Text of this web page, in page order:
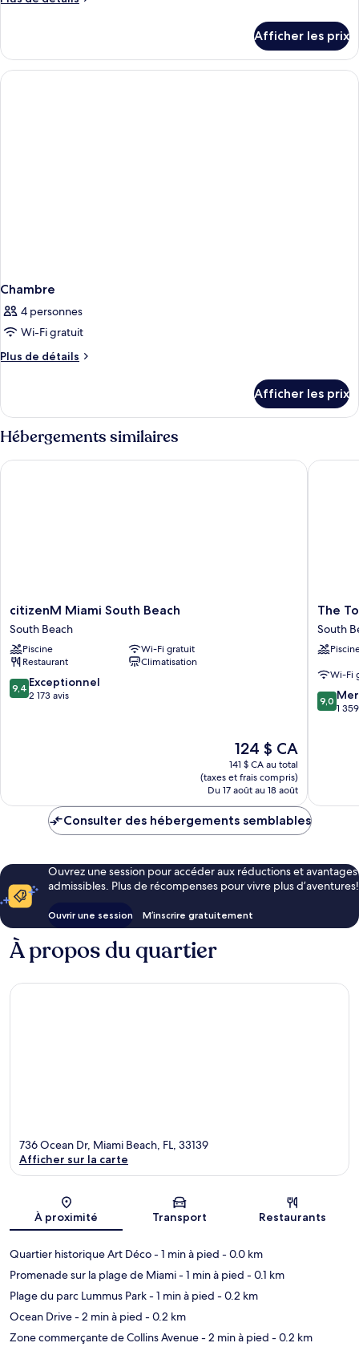
de
Deluxe
King
room
Deluxe
King
room
Afficher les prix
Chambre
4 personnes
Wi-Fi gratuit
Plus de détails
Plus
Chambre
Afficher les prix
Hébergements similaires
citizenM
Miami
South
Beach
South
Beach
citizenM Miami South Beach
South Beach
Piscine
Wi-Fi gratuit
Restaurant
Climatisation
9.4
sur
9,4 Exceptionnel
2 173 avis
Le
prix
est
de
124 $ CA
124 $ CA
141 $ CA au total
(taxes et frais compris)
Du 17 août au 18 août
citizenM Miami South Beach
The
Tony
Hotel
South
South
Beach
The
South
Wi-Fi
9.0
sur
9,0
1
The
Consulter des hébergements semblables
Ouvrez une session pour accéder aux réductions et avantages
admissibles. Plus de récompenses pour vivre plus d’aventures!
Ouvrir une session M’inscrire gratuitement
À propos du quartier
Carte
736 Ocean Dr, Miami Beach, FL, 33139
Afficher sur la carte
À proximité Transport Restaurants
Quartier historique Art Déco- 1 min à pied - 0.0 km
Promenade sur la plage de Miami- 1 min à pied - 0.1 km
Plage du parc Lummus Park- 1 min à pied - 0.2 km
Ocean Drive- 2 min à pied - 0.2 km
Zone commerçante de Collins Avenue- 2 min à pied - 0.2 km